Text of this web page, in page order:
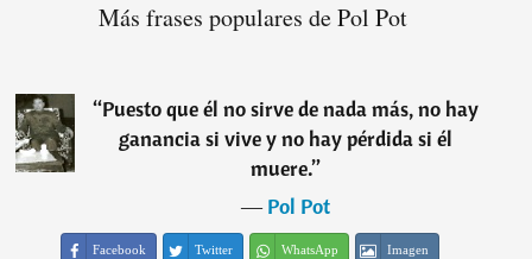
Más frases populares de Pol Pot
“Puesto que él no sirve de nada más, no hay
ganancia si vive y no hay pérdida si él
muere.”
―Pol Pot
Facebook Twitter WhatsApp Imagen